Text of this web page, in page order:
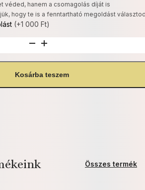
véded, hanem a csomagolás díját is
hogy te is a fenntartható megoldást
(+1 000 Ft)
Kosárba teszem
Összes termék